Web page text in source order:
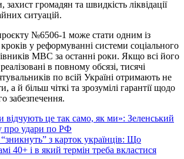
захист громадян та швидкість ліквідації
ситуацій.
№6506-1 може стати одним із
у реформуванні системи соціального
МВС за останні роки. Якщо всі його
в повному обсязі, тисячі
по всій Україні отримають не
а й більш чіткі та зрозумілі гарантії щодо
забезпечення.
відчують це так само, як ми»: Зеленський
про удари по РФ
з карток українців: Що
40+ і в який термін треба вкластися